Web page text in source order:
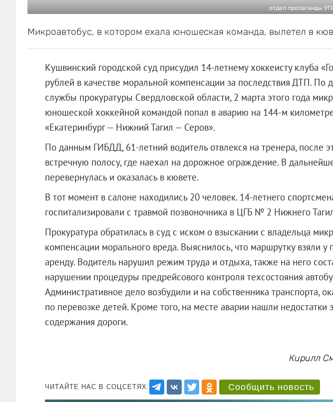
отдел пропаганды
Микроавтобус, в котором ехала юношеская команда, вылетел в
Кушвинский городской суд присудил 14-летнему хоккеисту клуба
рублей в качестве моральной компенсации за последствия ДТП. По
службы прокуратуры Свердловской области, 2 марта этого года
юношеской хоккейной командой попал в аварию на 144-м
«Екатеринбург — Нижний Тагил — Серов».
По данным ГИБДД, 61-летний водитель отвлекся на тренера, после
встречную полосу, где наехал на дорожное ограждение. В
перевернулась и оказалась в кювете.
В тот момент в салоне находились 20 человек. 14-летнего
госпитализировали с травмой позвоночника в ЦГБ № 2 Нижнего
Прокуратура обратилась в суд с иском о взыскании с владельца
компенсации морального вреда. Выяснилось, что маршрутку взяли у
аренду. Водитель нарушил режим труда и отдыха, также на него
нарушении процедуры предрейсового контроля техсостояния
Административное дело возбудили и на собственника транспорта,
по перевозке детей. Кроме того, на месте аварии нашли недостатки
содержания дороги.
Кирилл
ЧИТАЙТЕ НАС В СОЦСЕТЯХ: Сообщить новость